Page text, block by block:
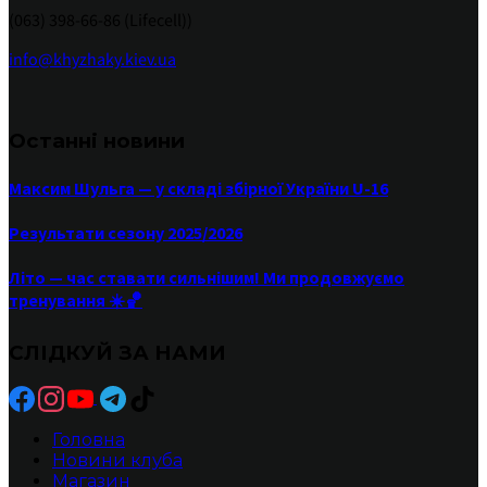
info@khyzhaky.kiev.ua
Максим Шульга — у складі збірної України U-16
Результати сезону 2025/2026
Літо — час ставати сильнішим! Ми продовжуємо
тренування ☀️🏀
Головна
Новини клуба
Магазин